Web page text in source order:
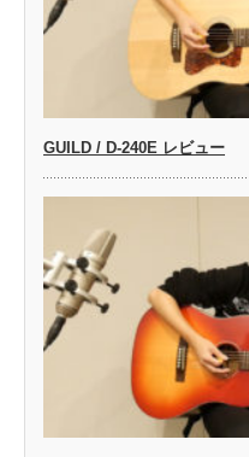
GUILD / D-240E レビュー